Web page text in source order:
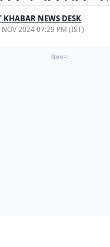
KHABAR NEWS DESK
2024 07:29 PM (IST)
विज्ञापन